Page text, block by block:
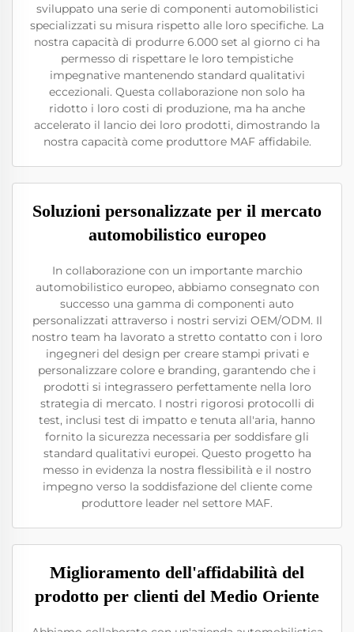
sviluppato una serie di componenti automobilistici
specializzati su misura rispetto alle loro specifiche. La
nostra capacità di produrre 6.000 set al giorno ci ha
permesso di rispettare le loro tempistiche
impegnative mantenendo standard qualitativi
eccezionali. Questa collaborazione non solo ha
ridotto i loro costi di produzione, ma ha anche
accelerato il lancio dei loro prodotti, dimostrando la
nostra capacità come produttore MAF affidabile.
Soluzioni personalizzate per il mercato
automobilistico europeo
In collaborazione con un importante marchio
automobilistico europeo, abbiamo consegnato con
successo una gamma di componenti auto
personalizzati attraverso i nostri servizi OEM/ODM. Il
nostro team ha lavorato a stretto contatto con i loro
ingegneri del design per creare stampi privati e
personalizzare colore e branding, garantendo che i
prodotti si integrassero perfettamente nella loro
strategia di mercato. I nostri rigorosi protocolli di
test, inclusi test di impatto e tenuta all'aria, hanno
fornito la sicurezza necessaria per soddisfare gli
standard qualitativi europei. Questo progetto ha
messo in evidenza la nostra flessibilità e il nostro
impegno verso la soddisfazione del cliente come
produttore leader nel settore MAF.
Miglioramento dell'affidabilità del
prodotto per clienti del Medio Oriente